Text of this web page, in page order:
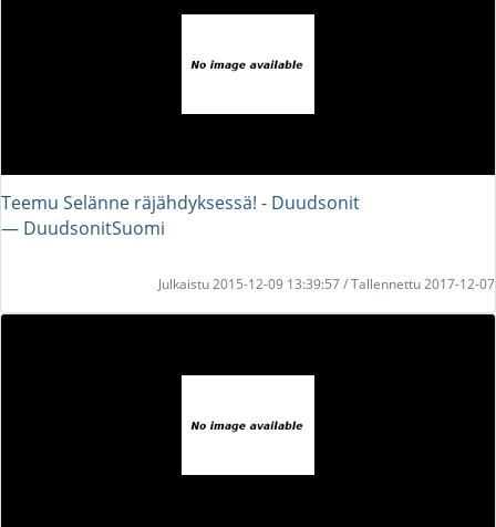
Teemu Selänne räjähdyksessä! - Duudsonit
― DuudsonitSuomi
Julkaistu 2015-12-09 13:39:57 / Tallennettu 2017-12-07